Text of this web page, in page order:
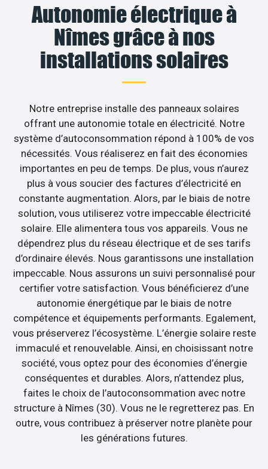
Autonomie électrique à
Nîmes grâce à nos
installations solaires
Notre entreprise installe des panneaux solaires
offrant une autonomie totale en électricité. Notre
système d’autoconsommation répond à 100% de vos
nécessités. Vous réaliserez en fait des économies
importantes en peu de temps. De plus, vous n’aurez
plus à vous soucier des factures d’électricité en
constante augmentation. Alors, par le biais de notre
solution, vous utiliserez votre impeccable électricité
solaire. Elle alimentera tous vos appareils. Vous ne
dépendrez plus du réseau électrique et de ses tarifs
d’ordinaire élevés. Nous garantissons une installation
impeccable. Nous assurons un suivi personnalisé pour
certifier votre satisfaction. Vous bénéficierez d’une
autonomie énergétique par le biais de notre
compétence et équipements performants. Egalement,
vous préserverez l’écosystème. L’énergie solaire reste
immaculé et renouvelable. Ainsi, en choisissant notre
société, vous optez pour des économies d’énergie
conséquentes et durables. Alors, n’attendez plus,
faites le choix de l’autoconsommation avec notre
structure à Nîmes (30). Vous ne le regretterez pas. En
outre, vous contribuez à préserver notre planète pour
les générations futures.